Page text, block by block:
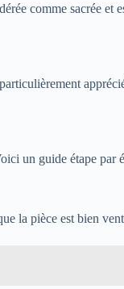
comme sacrée
un guide étape par
la pièce est bien